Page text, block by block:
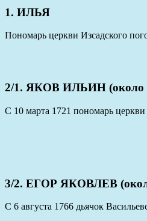
1. ИЛЬЯ
Пономарь церкви Изсадского
2/1. ЯКОВ ИЛЬИН (около
С 10 марта 1721 пономарь церкви
3/2. ЕГОР ЯКОВЛЕВ
С 6 августа 1766 дьячок